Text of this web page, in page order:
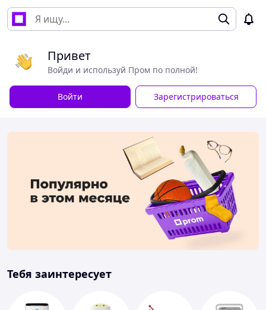
Привет
Войди и используй Пром по полной!
Войти Зарегистрироваться
Тебя заинтересует